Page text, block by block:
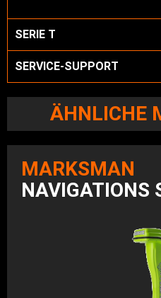
SERIE T
SERVICE-SUPPORT
ÄHNLICHE
MARKSMAN
NAVIGATIONS